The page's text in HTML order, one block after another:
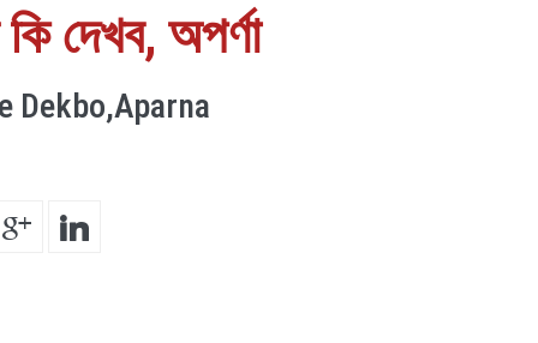
দেখব, অপর্ণা
Dekbo,Aparna